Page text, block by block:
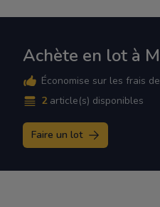
Achète en lot à
Économise sur les frais
2 article(s) disponibles
Faire un lot